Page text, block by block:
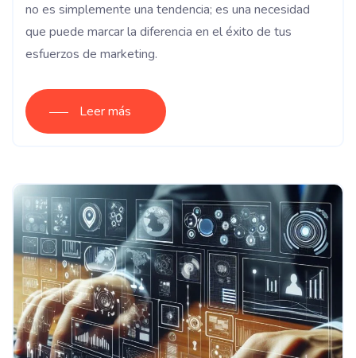
no es simplemente una tendencia; es una necesidad
que puede marcar la diferencia en el éxito de tus
esfuerzos de marketing.
Leer más